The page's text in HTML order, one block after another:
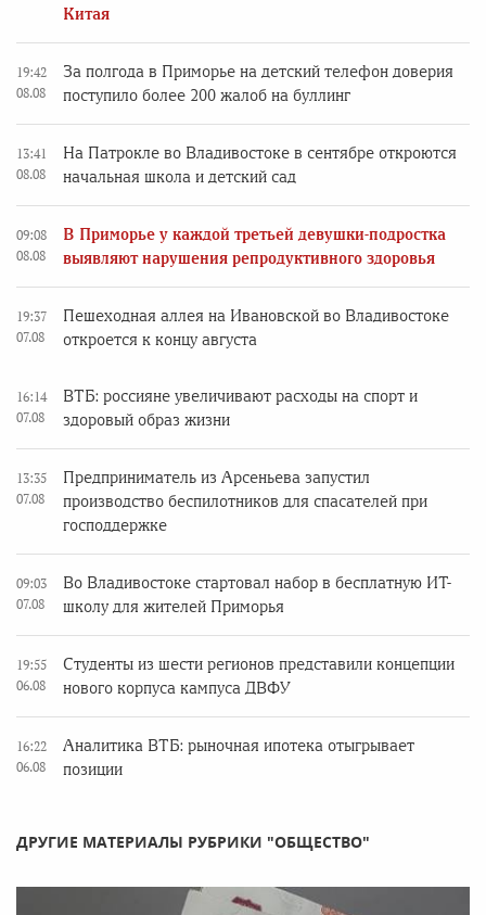
Китая
19:42
08.08
За полгода в Приморье на детский телефон доверия
поступило более 200 жалоб на буллинг
13:41
08.08
На Патрокле во Владивостоке в сентябре откроются
начальная школа и детский сад
09:08
08.08
В Приморье у каждой третьей девушки-подростка
выявляют нарушения репродуктивного здоровья
19:37
07.08
Пешеходная аллея на Ивановской во Владивостоке
откроется к концу августа
16:14
07.08
ВТБ: россияне увеличивают расходы на спорт и
здоровый образ жизни
13:35
07.08
Предприниматель из Арсеньева запустил
производство беспилотников для спасателей при
господдержке
09:03
07.08
Во Владивостоке стартовал набор в бесплатную ИТ-
школу для жителей Приморья
19:55
06.08
Студенты из шести регионов представили концепции
нового корпуса кампуса ДВФУ
16:22
06.08
Аналитика ВТБ: рыночная ипотека отыгрывает
позиции
ДРУГИЕ МАТЕРИАЛЫ РУБРИКИ "ОБЩЕСТВО"